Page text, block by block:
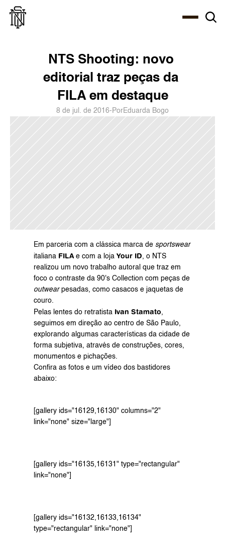
NTS Shooting: novo
editorial traz peças da
FILA em destaque
8 de jul. de 2016- PorEduarda Bogo
Em parceria com a clássica marca de sportswear
italiana FILA e com a loja Your ID, o NTS
realizou um novo trabalho autoral que traz em
foco o contraste da 90's Collection com peças de
outwear pesadas, como casacos e jaquetas de
couro.
Pelas lentes do retratista Ivan Stamato,
seguimos em direção ao centro de São Paulo,
explorando algumas características da cidade de
forma subjetiva, através de construções, cores,
monumentos e pichações.
Confira as fotos e um vídeo dos bastidores
abaixo:
[gallery ids="16129,16130" columns="2"
link="none" size="large"]
[gallery ids="16135,16131" type="rectangular"
link="none"]
[gallery ids="16132,16133,16134"
type="rectangular" link="none"]